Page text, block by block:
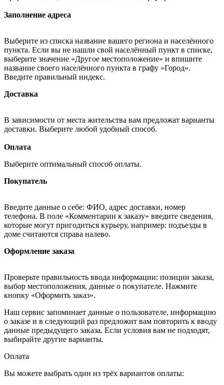
Заполнение адреса
Выберите из списка название вашего региона и населённого
пункта. Если вы не нашли свой населённый пункт в списке,
выберите значение «Другое местоположение» и впишите
название своего населённого пункта в графу «Город».
Введите правильный индекс.
Доставка
В зависимости от места жительства вам предложат варианты
доставки. Выберите любой удобный способ.
Оплата
Выберите оптимальный способ оплаты.
Покупатель
Введите данные о себе: ФИО, адрес доставки, номер
телефона. В поле «Комментарии к заказу» введите сведения,
которые могут пригодиться курьеру, например: подъезды в
доме считаются справа налево.
Оформление заказа
Проверьте правильность ввода информации: позиции заказа,
выбор местоположения, данные о покупателе. Нажмите
кнопку «Оформить заказ».
Наш сервис запоминает данные о пользователе, информацию
о заказе и в следующий раз предложит вам повторить к вводу
данные предыдущего заказа. Если условия вам не подходят,
выбирайте другие варианты.
Оплата
Вы можете выбрать один из трёх вариантов оплаты: